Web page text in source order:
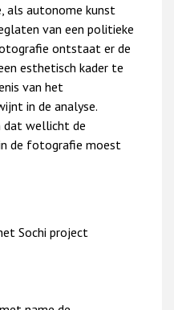
als autonome kunst
van een politieke
ontstaat er de
esthetisch kader te
van het
in de analyse.
dat wellicht de
de fotografie moest
Sochi project